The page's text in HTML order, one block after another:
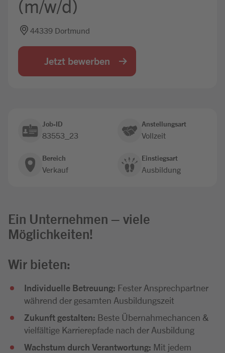
(m/w/d)
44339 Dortmund
Jetzt bewerben
Job-ID
83553_23
Anstellungsart
Vollzeit
Bereich
Verkauf
Einstiegsart
Ausbildung
Ein Unternehmen – viele
Möglichkeiten!
Wir bieten:
Individuelle Betreuung: Fester Ansprechpartner
während der gesamten Ausbildungszeit
Zukunft gestalten: Beste Übernahmechancen &
vielfältige Karrierepfade nach der Ausbildung
Wachstum durch Verantwortung: Mit jedem